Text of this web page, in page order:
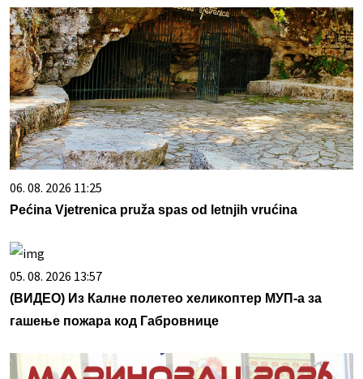
06. 08. 2026 11:25
Pećina Vjetrenica pruža spas od letnjih vrućina
05. 08. 2026 13:57
(ВИДЕО) Из Калне полетео хеликоптер МУП-а за
гашење пожара код Габровнице